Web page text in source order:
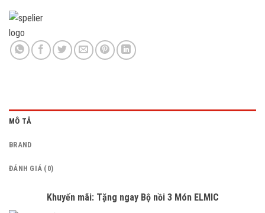
MÔ TẢ
BRAND
ĐÁNH GIÁ (0)
Khuyến mãi: Tặng ngay Bộ nồi 3 Món ELMIC